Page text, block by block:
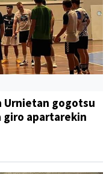
Urnietan gogotsu
apartarekin